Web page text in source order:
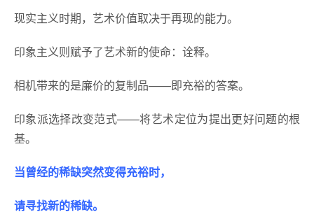
现实主义时期，艺术价值取决于再现的能力。
印象主义则赋予了艺术新的使命：诠释。
相机带来的是廉价的复制品——即充裕的答案。
印象派选择改变范式——将艺术定位为提出更好问题的根
基。
当曾经的稀缺突然变得充裕时，
请寻找新的稀缺。